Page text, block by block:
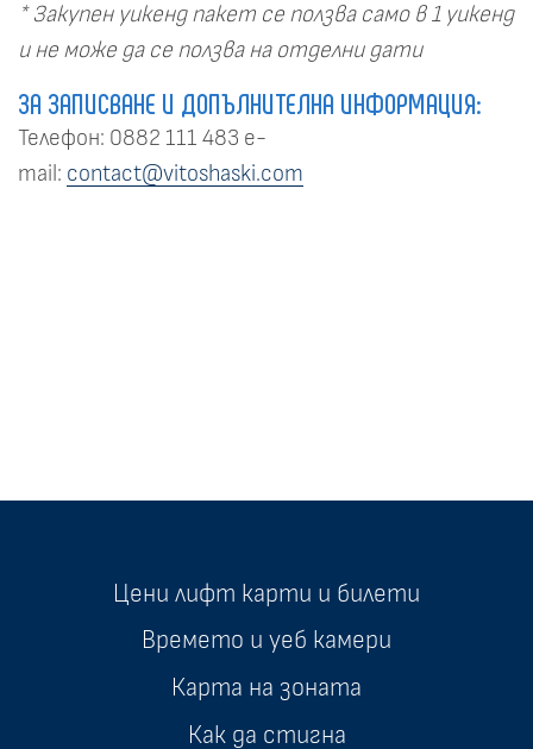
* Закупен уикенд пакет се ползва само в 1 уикенд
и не може да се ползва на отделни дати
ЗА ЗАПИСВАНЕ И ДОПЪЛНИТЕЛНА ИНФОРМАЦИЯ:
Телефон: 0882 111 483 е-
mail: contact@vitoshaski.com
Цени лифт карти и билети
Времето и уеб камери
Карта на зоната
Как да стигна